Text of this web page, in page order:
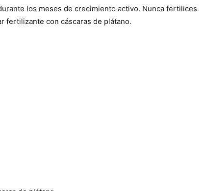
los meses de crecimiento activo. Nunca fertilices
fertilizante con cáscaras de plátano.